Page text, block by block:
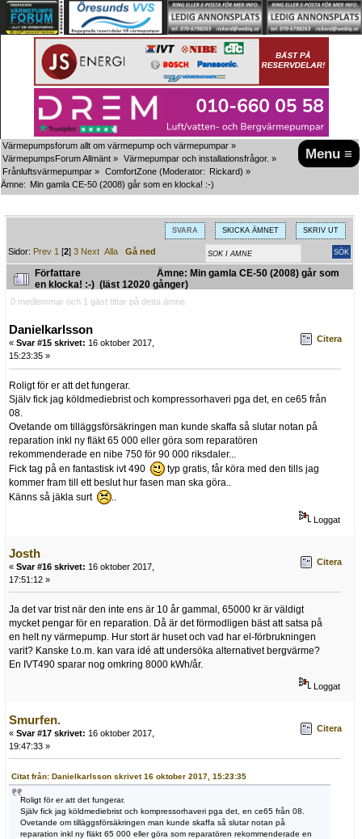
Menu ≡
Värmepumpsforum allt om värmepump och värmepumpar »
VärmepumpsForum Allmänt » Värmepumpar och installationsfrågor. »
Frånluftsvärmepumpar » ComfortZone (Moderator: Rickard) »
Ämne: Min gamla CE-50 (2008) går som en klocka! :-)
SVARA SKICKA ÄMNET SKRIV UT
Sidor: Prev 1 [2]3 Next Alla Gå ned
Författare
Ämne: Min gamla CE-50 (2008) går som
en klocka! :-) (läst 12020 gånger)
0 medlemmar och 1 gäst tittar på detta ämne.
Danielkarlsson
« Svar #15 skrivet: 16 oktober 2017,
15:23:35 »
Citera
Roligt för er att det fungerar.
Själv fick jag köldmediebrist och kompressorhaveri pga det, en ce65 från
08.
Ovetande om tilläggsförsäkringen man kunde skaffa så slutar notan på
reparation inkl ny fläkt 65 000 eller göra som reparatören
rekommenderade en nibe 750 för 90 000 riksdaler...
Fick tag på en fantastisk ivt 490
typ gratis, får köra med den tills jag
kommer fram till ett beslut hur fasen man ska göra..
Känns så jäkla surt
..
Loggat
Josth
« Svar #16 skrivet: 16 oktober 2017,
17:51:12 »
Citera
Ja det var trist när den inte ens är 10 år gammal, 65000 kr är väldigt
mycket pengar för en reparation. Då är det förmodligen bäst att satsa på
en helt ny värmepump. Hur stort är huset och vad har el-förbrukningen
varit? Kanske t.o.m. kan vara idé att undersöka alternativet bergvärme?
En IVT490 sparar nog omkring 8000 kWh/år.
Loggat
Smurfen.
« Svar #17 skrivet: 16 oktober 2017,
19:47:33 »
Citera
Citat från: Danielkarlsson skrivet 16 oktober 2017, 15:23:35
Roligt för er att det fungerar.
Själv fick jag köldmediebrist och kompressorhaveri pga det, en ce65 från 08.
Ovetande om tilläggsförsäkringen man kunde skaffa så slutar notan på
reparation inkl ny fläkt 65 000 eller göra som reparatören rekommenderade en